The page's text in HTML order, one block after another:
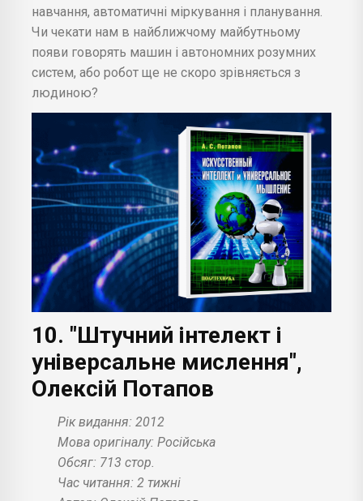
навчання, автоматичні міркування і планування.
Чи чекати нам в найближчому майбутньому
появи говорять машин і автономних розумних
систем, або робот ще не скоро зрівняється з
людиною?
10. "Штучний інтелект і
універсальне мислення",
Олексій Потапов
Рік видання: 2012
Мова оригіналу: Російська
Обсяг: 713 стор.
Час читання: 2 тижні